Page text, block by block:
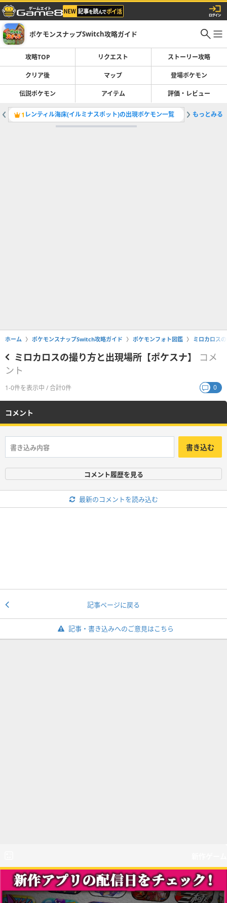
ポケモンスナップSwitch攻略ガイド
攻略TOP リクエスト ストーリー攻略
クリア後 マップ 登場ポケモン
伝説ポケモン アイテム 評価・レビュー
1 レンティル海床(イルミナスポット)の出現ポケモン一覧 21700度
もっとみる
ホーム ポケモンスナップSwitch攻略ガイド ポケモンフォト図鑑 ミロカロス
ミロカロスの撮り方と出現場所【ポケスナ】
コメ
ント
1-0件を表示中 / 合計0件 0
コメント
書き込む
コメント履歴を見る
最新のコメントを読み込む
記事ページに戻る
記事・書き込みへのご意見はこちら